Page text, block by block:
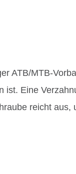
ATB/MTB-
ist. Eine
reicht aus,